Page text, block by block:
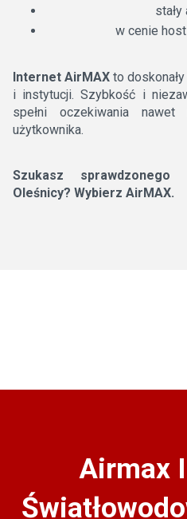
w cenie
Internet AirMAX to
i instytucji. Szybkość i
spełni oczekiwania nawet
użytkownika.
Szukasz
Oleśnicy? Wybierz AirMAX.
Airmax